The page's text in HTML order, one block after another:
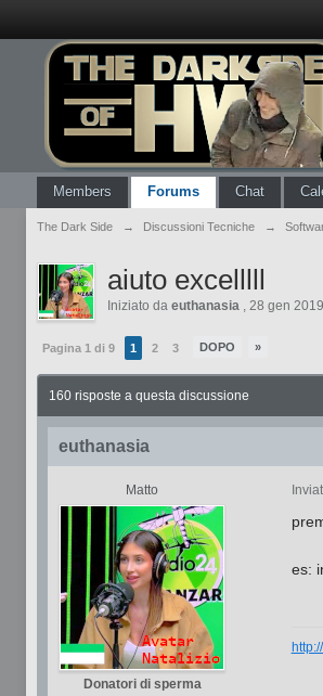
Members Forums Chat
The Dark Side → Discussioni Tecniche →
aiuto excelllll
Iniziato da euthanasia , 28 gen
Pagina 1 di 9 1 2 3 DOPO »
160 risposte a questa discussione
euthanasia
Matto
Donatori di sperma
es: